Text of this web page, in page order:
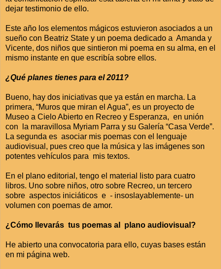
dejar testimonio de ello.
Este año los elementos mágicos estuvieron asociados a un
sueño con Beatriz State y un poema dedicado a Amanda y
Vicente, dos niños que sintieron mi poema en su alma, en el
mismo instante en que escribía sobre ellos.
¿Qué planes tienes para el 2011?
Bueno, hay dos iniciativas que ya están en marcha. La
primera, “Muros que miran el Agua”, es un proyecto de
Museo a Cielo Abierto en Recreo y Esperanza, en unión
con la maravillosa Myriam Parra y su Galería “Casa Verde”.
La segunda es asociar mis poemas con el lenguaje
audiovisual, pues creo que la música y las imágenes son
potentes vehículos para mis textos.
En el plano editorial, tengo el material listo para cuatro
libros. Uno sobre niños, otro sobre Recreo, un tercero
sobre aspectos iniciáticos e - insoslayablemente- un
volumen con poemas de amor.
¿Cómo llevarás tus poemas al plano audiovisual?
He abierto una convocatoria para ello, cuyas bases están
en mi página web.